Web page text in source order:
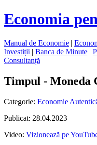
Economia
Manual de Economie |
Investiții | Banca de Minute |
Consultanță
Timpul - Moneda
Categorie: Economie
Publicat: 28.04.2023
Video: Vizionează pe